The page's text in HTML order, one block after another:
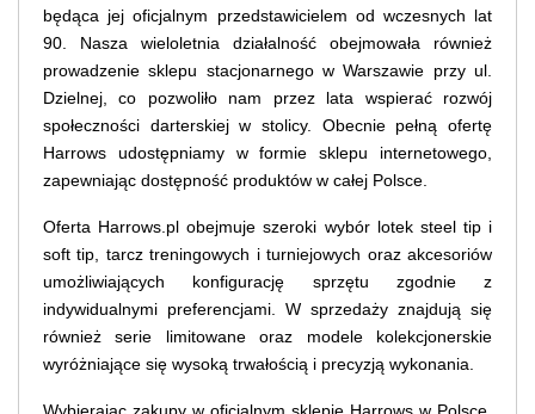
będąca jej oficjalnym przedstawicielem od wczesnych lat
90. Nasza wieloletnia działalność obejmowała również
prowadzenie sklepu stacjonarnego w Warszawie przy ul.
Dzielnej, co pozwoliło nam przez lata wspierać rozwój
społeczności darterskiej w stolicy. Obecnie pełną ofertę
Harrows udostępniamy w formie sklepu internetowego,
zapewniając dostępność produktów w całej Polsce.
Oferta Harrows.pl obejmuje szeroki wybór lotek steel tip i
soft tip, tarcz treningowych i turniejowych oraz akcesoriów
umożliwiających konfigurację sprzętu zgodnie z
indywidualnymi preferencjami. W sprzedaży znajdują się
również serie limitowane oraz modele kolekcjonerskie
wyróżniające się wysoką trwałością i precyzją wykonania.